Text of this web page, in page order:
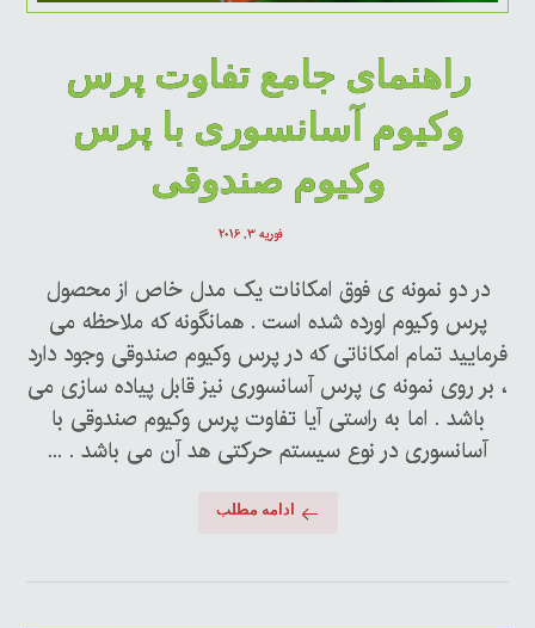
راهنمای جامع تفاوت پرس
وکیوم آسانسوری با پرس
وکیوم صندوقی
فوریه ۳, ۲۰۱۶
در دو نمونه ی فوق امکانات یک مدل خاص از محصول
پرس وکیوم اورده شده است . همانگونه که ملاحظه می
فرمایید تمام امکاناتی که در پرس وکیوم صندوقی وجود دارد
، بر روی نمونه ی پرس آسانسوری نیز قابل پیاده سازی می
باشد . اما به راستی آیا تفاوت پرس وکیوم صندوقی با
آسانسوری در نوع سیستم حرکتی هد آن می باشد . ...
ادامه مطلب